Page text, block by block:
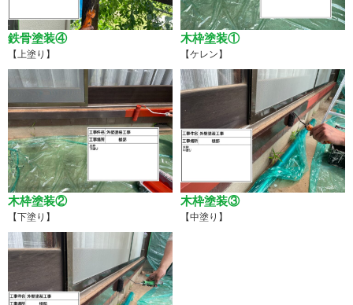
鉄骨塗装④
【上塗り】
木枠塗装①
【ケレン】
木枠塗装②
【下塗り】
木枠塗装③
【中塗り】